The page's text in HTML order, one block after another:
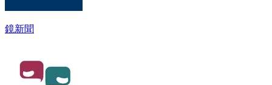
鏡新聞